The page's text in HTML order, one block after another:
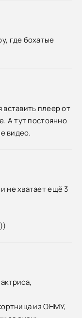
где бохатые
плеер от
А тут постоянно
видео.
не хватает ещё 3
из ОНМУ,